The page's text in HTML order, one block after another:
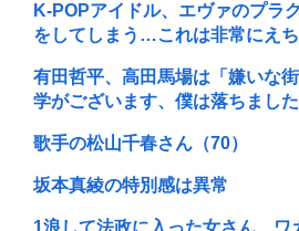
K-POPアイドル、エヴァのプラ
をしてしまう…これは非常にえ
有田哲平、高田馬場は「嫌いな
学がございます、僕は落ちました
歌手の松山千春さん（70）
坂本真綾の特別感は異常